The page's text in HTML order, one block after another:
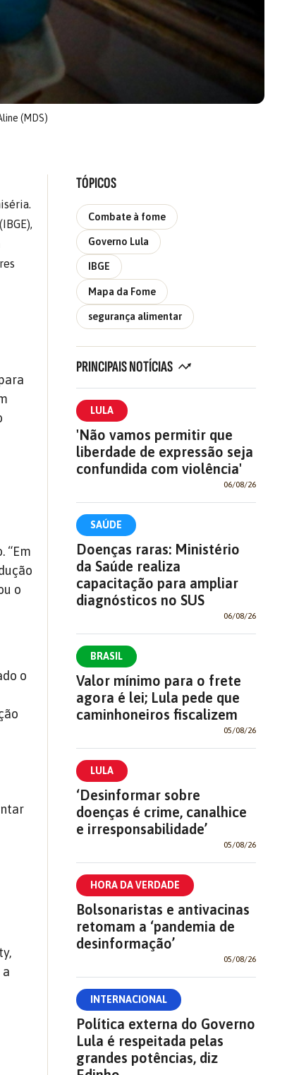
(MDS)
“Em
o
o
TÓPICOS
Combate à fome
Governo Lula
IBGE
Mapa da Fome
segurança alimentar
PRINCIPAIS NOTÍCIAS
LULA
'Não vamos permitir que
liberdade de expressão seja
confundida com violência'
06/08/26
SAÚDE
Doenças raras: Ministério
da Saúde realiza
capacitação para ampliar
diagnósticos no SUS
06/08/26
BRASIL
Valor mínimo para o frete
agora é lei; Lula pede que
caminhoneiros fiscalizem
05/08/26
LULA
‘Desinformar sobre
doenças é crime, canalhice
e irresponsabilidade’
05/08/26
HORA DA VERDADE
Bolsonaristas e antivacinas
retomam a ‘pandemia de
desinformação’
05/08/26
INTERNACIONAL
Política externa do Governo
Lula é respeitada pelas
grandes potências, diz